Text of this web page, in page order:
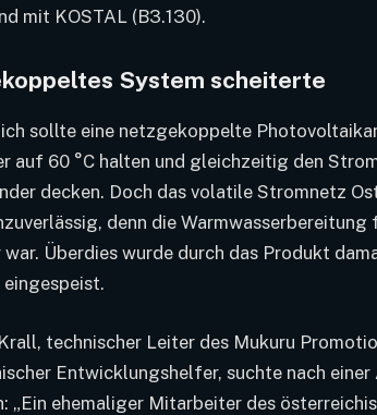
mit KOSTAL (B3.130).
System scheiterte
sollte eine netzgekoppelte
auf 60 °C halten und gleichzeitig den
decken. Doch das volatile Stromnetz
denn die
Überdies wurde durch das Produkt
technischer Leiter des Mukuru
Entwicklungshelfer, suchte nach
„Ein ehemaliger Mitarbeiter des